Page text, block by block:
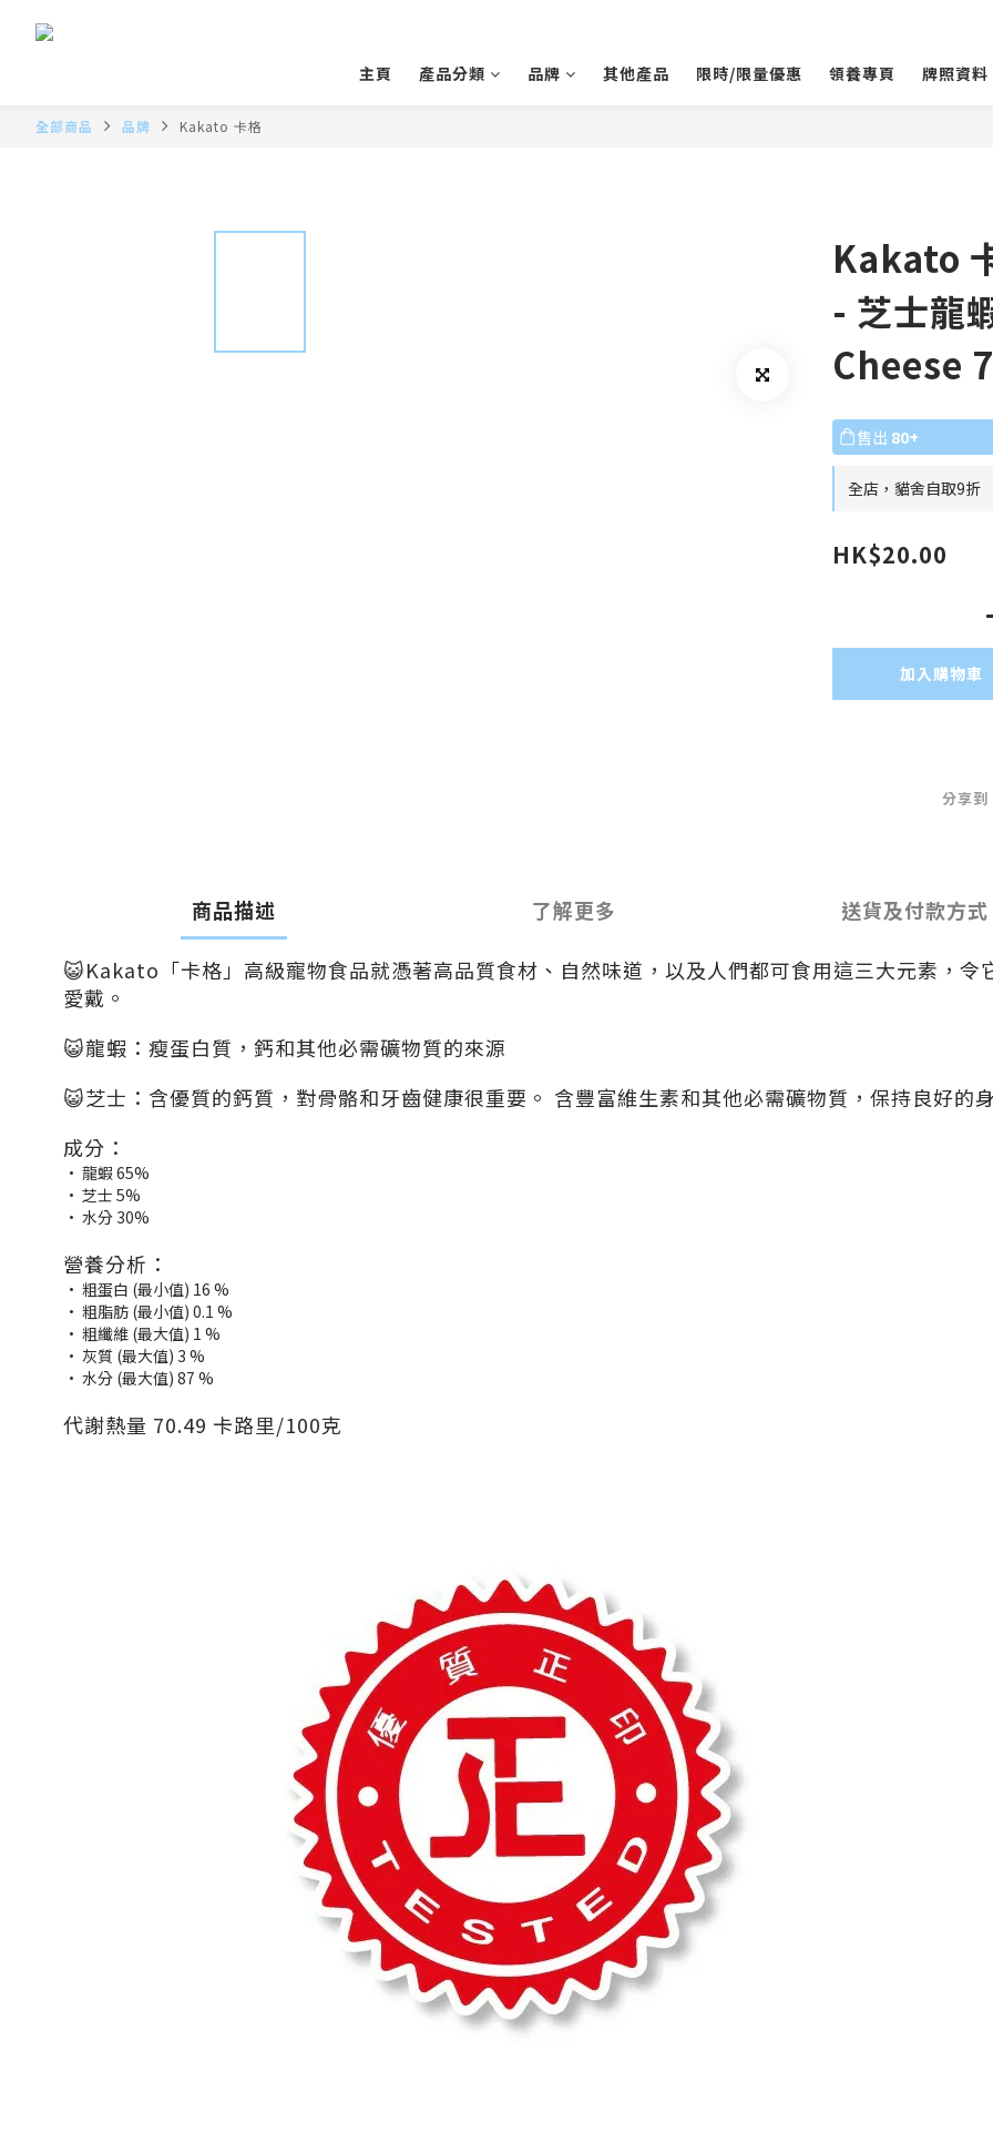
主頁
產品分類 品牌 其他產品 限時/限量優惠 領養專頁 牌照資料
全部商品 品牌 Kakato 卡格
Kakato
- 芝士龍
Cheese
售出 80+
全店，貓舍自取9折
HK$20.00
加入購物車
分享到
商品描述 了解更多 送貨及付款方式
😺Kakato「卡格」高級寵物食品就憑著高品質食材、自然味道，以及人們都可食用這三大元素，令
愛戴。
😺龍蝦：瘦蛋白質，鈣和其他必需礦物質的來源
😺芝士：含優質的鈣質，對骨骼和牙齒健康很重要。 含豐富維生素和其他必需礦物質，保持良好的
成分：
• 龍蝦 65%
• 芝士 5%
• 水分 30%
營養分析：
• 粗蛋白 (最小值) 16 %
• 粗脂肪 (最小值) 0.1 %
• 粗纖維 (最大值) 1 %
• 灰質 (最大值) 3 %
• 水分 (最大值) 87 %
代謝熱量 70.49 卡路里/100克